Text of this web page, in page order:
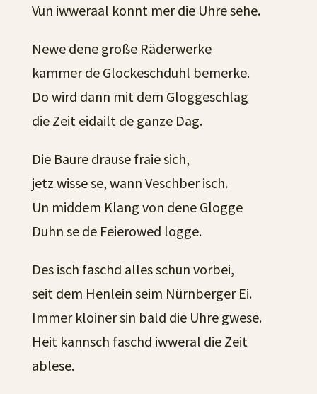
Vun iwweraal konnt mer die Uhre sehe.
Newe dene große Räderwerke
kammer de Glockeschduhl bemerke.
Do wird dann mit dem Gloggeschlag
die Zeit eidailt de ganze Dag.
Die Baure drause fraie sich,
jetz wisse se, wann Veschber isch.
Un middem Klang von dene Glogge
Duhn se de Feierowed logge.
Des isch faschd alles schun vorbei,
seit dem Henlein seim Nürnberger Ei.
Immer kloiner sin bald die Uhre gwese.
Heit kannsch faschd iwweral die Zeit
ablese.